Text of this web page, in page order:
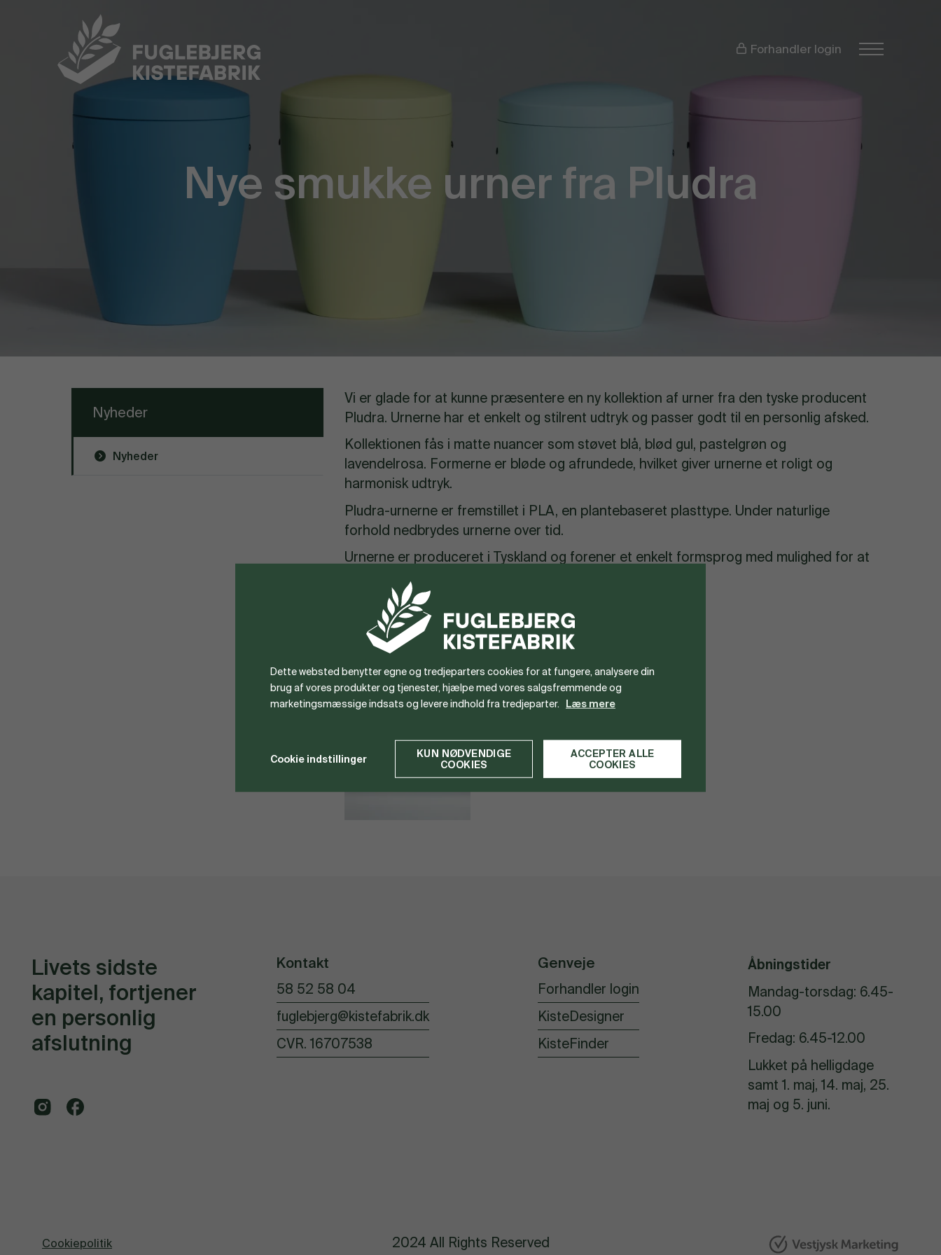
Forhandler login
Nye smukke urner fra Pludra
Nyheder
Nyheder
Vi er glade for at kunne præsentere en ny kollektion af urner fra den tyske producent
Pludra. Urnerne har et enkelt og stilrent udtryk og passer godt til en personlig afsked.
Kollektionen fås i matte nuancer som støvet blå, blød gul, pastelgrøn og
lavendelrosa. Formerne er bløde og afrundede, hvilket giver urnerne et roligt og
harmonisk udtryk.
Pludra-urnerne er fremstillet i PLA, en plantebaseret plasttype. Under naturlige
forhold nedbrydes urnerne over tid.
Urnerne er produceret i Tyskland og forener et enkelt formsprog med mulighed for at
Se vores udvalg afPludra urnerher
BILLEDER
Livets sidste
kapitel, fortjener
en personlig
afslutning
Kontakt
58 52 58 04
fuglebjerg@kistefabrik.dk
CVR. 16707538
Genveje
Forhandler login
KisteDesigner
KisteFinder
Åbningstider
Mandag-torsdag: 6.45-
15.00
Fredag: 6.45-12.00
Lukket på helligdage
samt 1. maj, 14. maj, 25.
maj og 5. juni.
Cookiepolitik 2024 All Rights Reserved
Dette websted benytter egne og tredjeparters cookies for at fungere, analysere din
brug af vores produkter og tjenester, hjælpe med vores salgsfremmende og
marketingsmæssige indsats og levere indhold fra tredjeparter.
Læs mere
Cookie indstillinger
KUN NØDVENDIGE
COOKIES
ACCEPTER ALLE
COOKIES